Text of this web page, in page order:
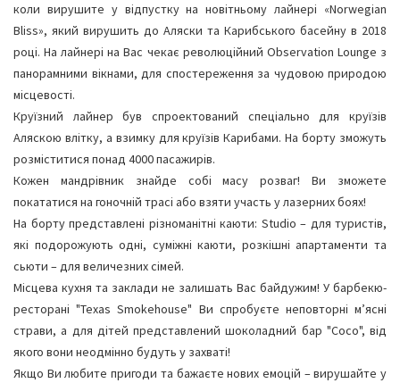
коли вирушите у відпустку на новітньому лайнері «Norwegian
Bliss», який вирушить до Аляски та Карибського басейну в 2018
році. На лайнері на Вас чекає революційний Observation Lounge з
панорамними вікнами, для спостереження за чудовою природою
місцевості.
Круїзний лайнер був спроектований спеціально для круїзів
Аляскою влітку, а взимку для круїзів Карибами. На борту зможуть
розміститися понад 4000 пасажирів.
Кожен мандрівник знайде собі масу розваг! Ви зможете
покататися на гоночній трасі або взяти участь у лазерних боях!
На борту представлені різноманітні каюти: Studio – для туристів,
які подорожують одні, суміжні каюти, розкішні апартаменти та
сьюти – для величезних сімей.
Місцева кухня та заклади не залишать Вас байдужим! У барбекю-
ресторані "Texas Smokehouse" Ви спробуєте неповторні м’ясні
страви, а для дітей представлений шоколадний бар "Coco", від
якого вони неодмінно будуть у захваті!
Якщо Ви любите пригоди та бажаєте нових емоцій – вирушайте у